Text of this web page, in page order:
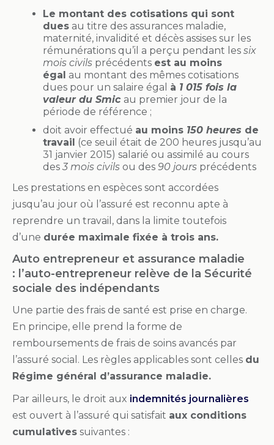
Le montant des cotisations qui sont
dues au titre des assurances maladie,
maternité, invalidité et décès assises sur les
rémunérations qu’il a perçu pendant les six
mois civils précédents est au moins
égal au montant des mêmes cotisations
dues pour un salaire égal à 1 015 fois la
valeur du Smic au premier jour de la
période de référence ;
doit avoir effectué au moins 150 heures de
travail (ce seuil était de 200 heures jusqu’au
31 janvier 2015) salarié ou assimilé au cours
des3 mois civils ou des 90 jours précédents
Les prestations en espèces sont accordées
jusqu’au jour où l’assuré est reconnu apte à
reprendre un travail, dans la limite toutefois
d’une durée maximale fixée à trois ans.
Auto entrepreneur et assurance maladie
: l’auto-entrepreneur relève de la Sécurité
sociale des indépendants
Une partie des frais de santé est prise en charge.
En principe, elle prend la forme de
remboursements de frais de soins avancés par
l’assuré social. Les règles applicables sont celles du
Régime général d’assurance maladie.
Par ailleurs, le droit aux indemnités journalières
est ouvert à l’assuré qui satisfait aux conditions
cumulatives suivantes :